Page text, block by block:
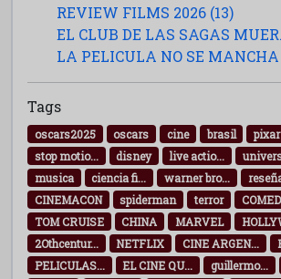
REVIEW FILMS 2026 (13)
EL CLUB DE LAS SAGAS
LA PELICULA NO SE
Tags
oscars2025 oscars cine brasil pixar
stop motio...
disney live actio...
musica
ciencia fi... warner bro...
CINEMACON
spiderman terror
TOM CRUISE
CHINA MARVEL
2Othcentur...
NETFLIX CINE ARGEN...
PELICULAS...
EL CINE QU... guillermo...